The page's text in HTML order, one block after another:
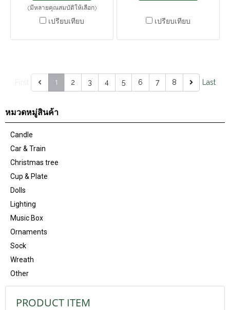
(มีหลายคุณสมบัติให้เลือก)
เปรียบเทียบ เปรียบเทียบ
1 2 3 4 5 6 7 8 Last
หมวดหมู่สินค้า
Candle
Car & Train
Christmas tree
Cup & Plate
Dolls
Lighting
Music Box
Ornaments
Sock
Wreath
Other
PRODUCT ITEM